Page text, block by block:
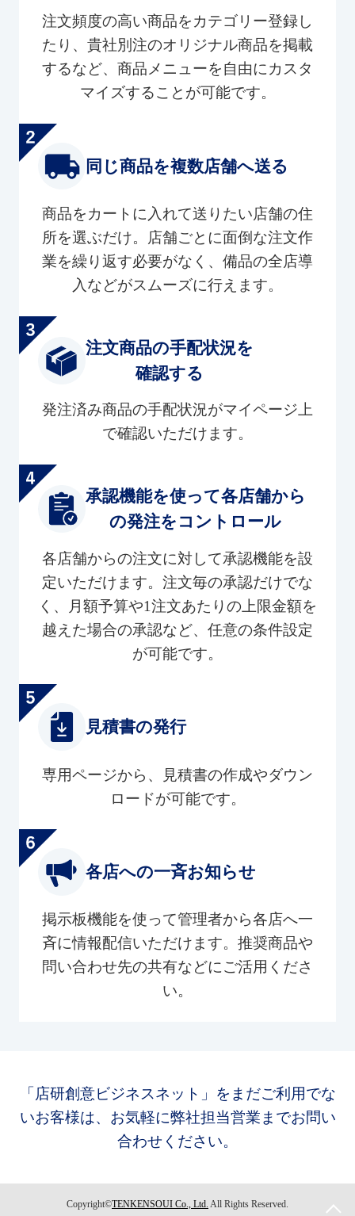
注文頻度の高い商品をカテゴリー登録し
たり、貴社別注のオリジナル商品を掲載
するなど、商品メニューを自由にカスタ
マイズすることが可能です。
同じ商品を複数店舗へ送る
商品をカートに入れて送りたい店舗の住
所を選ぶだけ。店舗ごとに面倒な注文作
業を繰り返す必要がなく、備品の全店導
入などがスムーズに行えます。
注文商品の手配状況を
確認する
発注済み商品の手配状況がマイページ上
で確認いただけます。
承認機能を使って各店舗から
の発注をコントロール
各店舗からの注文に対して承認機能を設
定いただけます。注文毎の承認だけでな
く、月額予算や1注文あたりの上限金額を
越えた場合の承認など、任意の条件設定
が可能です。
見積書の発行
専用ページから、見積書の作成やダウン
ロードが可能です。
各店への一斉お知らせ
掲示板機能を使って管理者から各店へ一
斉に情報配信いただけます。推奨商品や
問い合わせ先の共有などにご活用くださ
い。
「店研創意ビジネスネット」をまだご利用でな
いお客様は、お気軽に弊社担当営業までお問い
合わせください。
Copyright©TENKENSOUI Co., Ltd. All Rights Reserved.